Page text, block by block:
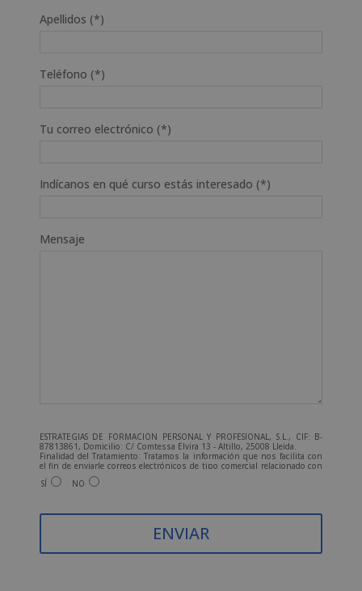
Apellidos (*)
Teléfono (*)
Tu correo electrónico (*)
Indícanos en qué curso estás interesado (*)
Mensaje
ESTRATEGIAS DE FORMACIÓN PERSONAL Y PROFESIONAL, S.L., CIF: B-
87813861, Domicilio: C/ Comtessa Elvira 13 - Altillo, 25008 Lleida.
Finalidad del Tratamiento: Tratamos la información que nos facilita con
el fin de enviarle correos electrónicos de tipo comercial relacionado con
los productos ofrecidos y otros tipo de productos que fueran de su
interés.
suficientemente, dirigiéndose a la dirección admin@grupoesneca.com.
Desea recibir información comercial (vía telefónica y/o email):
SÍ NO